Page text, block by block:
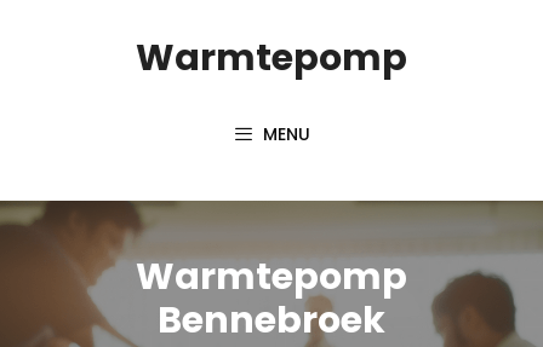
Warmtepomp
MENU
Warmtepomp
Bennebroek